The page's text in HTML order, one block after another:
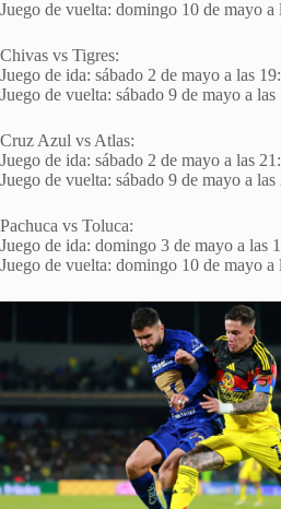
Juego de vuelta: domingo 10 de mayo a
Chivas vs Tigres:
Juego de ida: sábado 2 de mayo a las
Juego de vuelta: sábado 9 de mayo a
Cruz Azul vs Atlas:
Juego de ida: sábado 2 de mayo a las
Juego de vuelta: sábado 9 de mayo a
Pachuca vs Toluca:
Juego de ida: domingo 3 de mayo a las
Juego de vuelta: domingo 10 de mayo a